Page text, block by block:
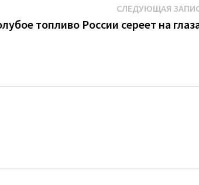
СЛЕДУЮЩАЯ
топливо России сереет на